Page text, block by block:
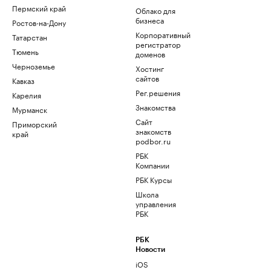
Пермский край
Ростов-на-Дону
Татарстан
Тюмень
Черноземье
Кавказ
Карелия
Мурманск
Приморский
край
Облако для
бизнеса
Корпоративный
регистратор
доменов
Хостинг
сайтов
Рег.решения
Знакомства
Сайт
знакомств
podbor.ru
РБК
Компании
РБК Курсы
Школа
управления
РБК
РБК
Новости
iOS